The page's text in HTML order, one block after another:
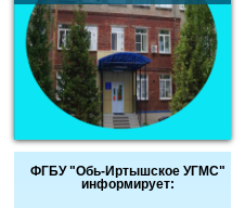
ФГБУ "Обь-Иртышское УГМС"
информирует: